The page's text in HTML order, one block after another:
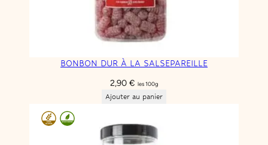
BONBON DUR À LA SALSEPAREILLE
2,90 € les 100g
Ajouter au panier